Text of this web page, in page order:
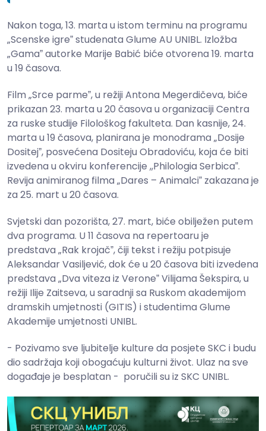
Nakon toga, 13. marta u istom terminu na programu
„Scenske igreˮ studenata Glume AU UNIBL. Izložba
„Gamaˮ autorke Marije Babić biće otvorena 19. marta
u 19 časova.
Film „Srce parmeˮ, u režiji Antona Megerdičeva, biće
prikazan 23. marta u 20 časova u organizaciji Centra
za ruske studije Filološkog fakulteta. Dan kasnije, 24.
marta u 19 časova, planirana je monodrama „Dosije
Dositejˮ, posvećena Dositeju Obradoviću, koja će biti
izvedena u okviru konferencije ,,Philologia Serbicaˮ.
Revija animiranog filma „Dares – Animalciˮ zakazana je
za 25. mart u 20 časova.
Svjetski dan pozorišta, 27. mart, biće obilježen putem
dva programa. U 11 časova na repertoaru je
predstava „Rak krojačˮ, čiji tekst i režiju potpisuje
Aleksandar Vasiljević, dok će u 20 časova biti izvedena
predstava „Dva viteza iz Veroneˮ Vilijama Šekspira, u
režiji Ilije Zaitseva, u saradnji sa Ruskom akademijom
dramskih umjetnosti (GITIS) i studentima Glume
Akademije umjetnosti UNIBL.
- Pozivamo sve ljubitelje kulture da posjete SKC i budu
dio sadržaja koji obogaćuju kulturni život. Ulaz na sve
događaje je besplatan - poručili su iz SKC UNIBL.